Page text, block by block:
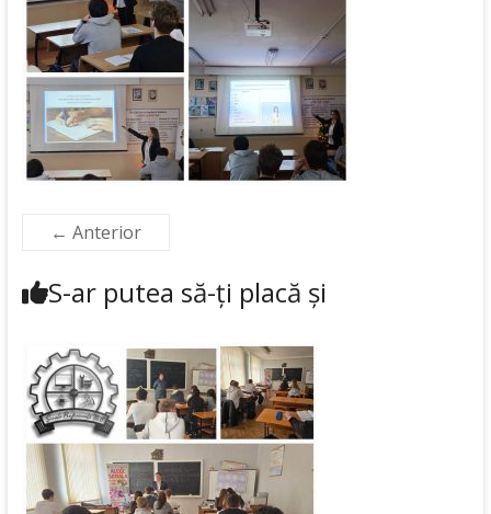
← Anterior
S-ar putea să-ți placă și